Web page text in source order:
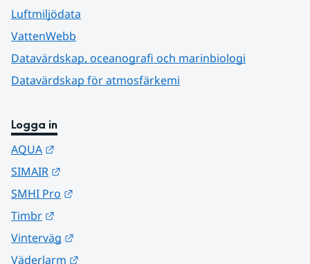
Luftmiljödata
VattenWebb
Datavärdskap, oceanografi och marinbiologi
Datavärdskap för atmosfärkemi
Logga in
AQUA
SIMAIR
SMHI Pro
Timbr
Vinterväg
Väderlarm